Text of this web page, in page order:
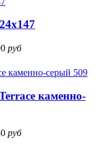
руб
каменно-
руб